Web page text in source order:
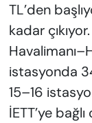
TL’den
kadar
istasyonda
15–16
İETT’ye